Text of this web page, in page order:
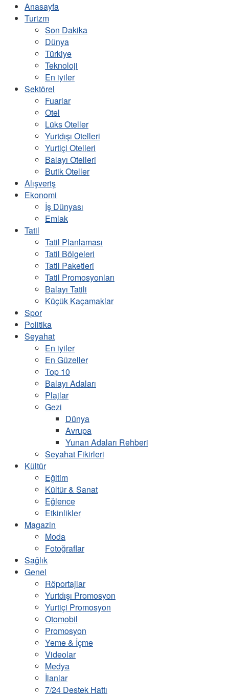
Anasayfa
Turizm
Son Dakika
Dünya
Türkiye
Teknoloji
En iyiler
Sektörel
Fuarlar
Otel
Lüks Oteller
Yurtdışı Otelleri
Yurtiçi Otelleri
Balayı Otelleri
Butik Oteller
Alışveriş
Ekonomi
İş Dünyası
Emlak
Tatil
Tatil Planlaması
Tatil Bölgeleri
Tatil Paketleri
Tatil Promosyonları
Balayı Tatili
Küçük Kaçamaklar
Spor
Politika
Seyahat
En iyiler
En Güzeller
Top 10
Balayı Adaları
Plajlar
Gezi
Dünya
Avrupa
Yunan Adaları Rehberi
Seyahat Fikirleri
Kültür
Eğitim
Kültür & Sanat
Eğlence
Etkinlikler
Magazin
Moda
Fotoğraflar
Sağlık
Genel
Röportajlar
Yurtdışı Promosyon
Yurtiçi Promosyon
Otomobil
Promosyon
Yeme & İçme
Videolar
Medya
İlanlar
7/24 Destek Hattı